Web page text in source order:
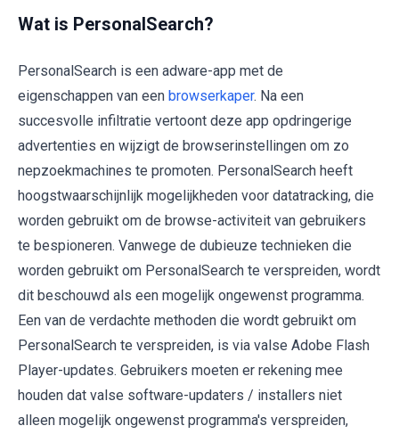
Wat is PersonalSearch?
PersonalSearch is een adware-app met de
eigenschappen van een browserkaper. Na een
succesvolle infiltratie vertoont deze app opdringerige
advertenties en wijzigt de browserinstellingen om zo
nepzoekmachines te promoten. PersonalSearch heeft
hoogstwaarschijnlijk mogelijkheden voor datatracking, die
worden gebruikt om de browse-activiteit van gebruikers
te bespioneren. Vanwege de dubieuze technieken die
worden gebruikt om PersonalSearch te verspreiden, wordt
dit beschouwd als een mogelijk ongewenst programma.
Een van de verdachte methoden die wordt gebruikt om
PersonalSearch te verspreiden, is via valse Adobe Flash
Player-updates. Gebruikers moeten er rekening mee
houden dat valse software-updaters / installers niet
alleen mogelijk ongewenst programma's verspreiden,